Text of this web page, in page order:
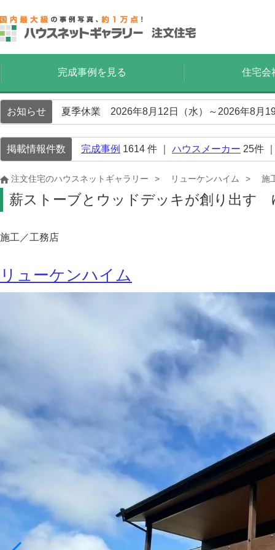
完成事例を見る 住宅会
お知らせ 夏季休業 2026年8月12日（水）～2026年8月
掲載情報件数 完成事例 1614 件 ｜ ハウスメーカー 25件
注文住宅のハウスネットギャラリー リューケンハイム 施
薪ストーブとウッドデッキが創り出す
施工／工務店
リューケンハイム